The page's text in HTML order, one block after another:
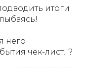
итоги
него
чек-лист! ?